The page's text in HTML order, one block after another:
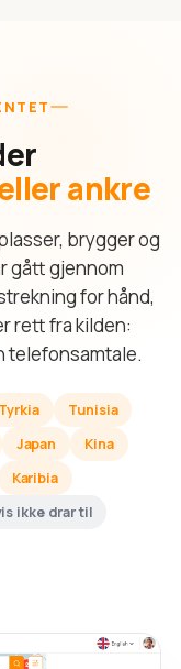
ankre
brygger og
gått gjennom
for hånd,
rett fra kilden:
telefonsamtale.
Tyrkia
Tunisia
Japan
Kina
Karibia
ikke drar til